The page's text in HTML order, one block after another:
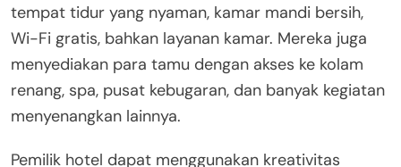
tempat tidur yang nyaman, kamar mandi bersih,
Wi-Fi gratis, bahkan layanan kamar. Mereka juga
menyediakan para tamu dengan akses ke kolam
renang, spa, pusat kebugaran, dan banyak kegiatan
menyenangkan lainnya.
Pemilik hotel dapat menggunakan kreativitas